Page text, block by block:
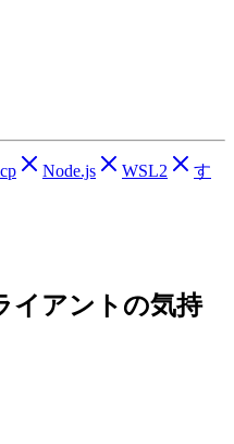
Node.js WSL2
す
イアントの気持